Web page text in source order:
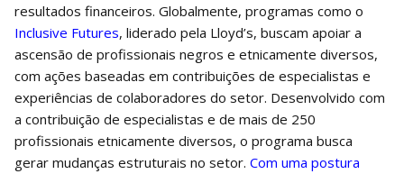
resultados financeiros. Globalmente, programas como o
Inclusive Futures, liderado pela Lloyd’s, buscam apoiar a
ascensão de profissionais negros e etnicamente diversos,
com ações baseadas em contribuições de especialistas e
experiências de colaboradores do setor. Desenvolvido com
a contribuição de especialistas e de mais de 250
profissionais etnicamente diversos, o programa busca
gerar mudanças estruturais no setor. Com uma postura